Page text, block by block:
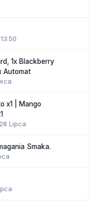
1x Blackberry
Automat
x1 | Mango
28 Lipca
Smaka.